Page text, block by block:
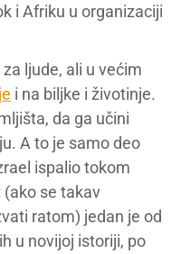
i Afriku u organizaciji
ljude, ali u većim
i na biljke i životinje.
da ga učini
A to je samo deo
ispalio tokom
se takav
ratom) jedan je od
u novijoj istoriji, po